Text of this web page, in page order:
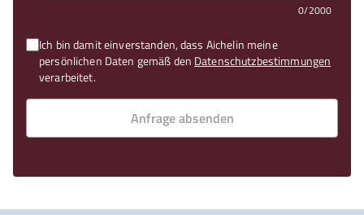
0/2000
Ich bin damit einverstanden, dass Aichelin meine
persönlichen Daten gemäß den Datenschutzbestimmungen
verarbeitet.
Anfrage absenden